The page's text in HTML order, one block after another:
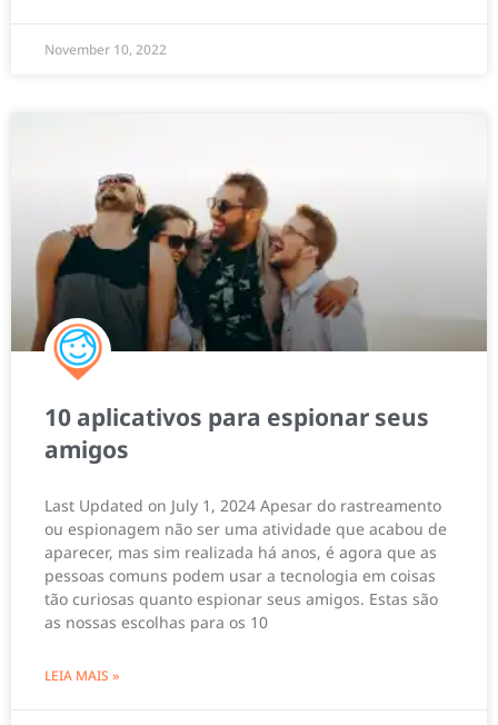
November 10, 2022
10 aplicativos para espionar seus
amigos
Last Updated on July 1, 2024 Apesar do rastreamento
ou espionagem não ser uma atividade que acabou de
aparecer, mas sim realizada há anos, é agora que as
pessoas comuns podem usar a tecnologia em coisas
tão curiosas quanto espionar seus amigos. Estas são
as nossas escolhas para os 10
LEIA MAIS »